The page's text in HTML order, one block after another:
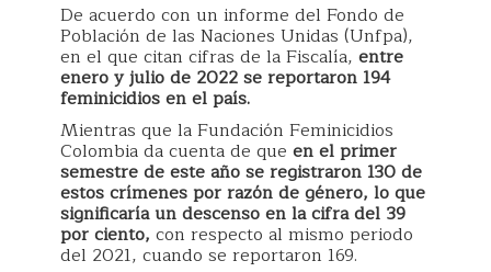
De acuerdo con un informe del Fondo de
Población de las Naciones Unidas (Unfpa),
en el que citan cifras de la Fiscalía, entre
enero y julio de 2022 se reportaron 194
feminicidios en el país.
Mientras que la Fundación Feminicidios
Colombia da cuenta de que en el primer
semestre de este año se registraron 130 de
estos crímenes por razón de género, lo que
significaría un descenso en la cifra del 39
por ciento, con respecto al mismo periodo
del 2021, cuando se reportaron 169.